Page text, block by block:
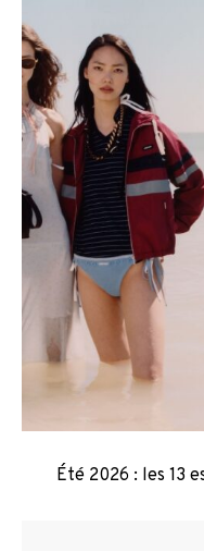
Été 2026 : les 13